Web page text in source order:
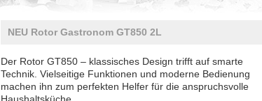
NEU Rotor Gastronom GT850 2L
Der Rotor GT850 – klassisches Design trifft auf smarte
Technik. Vielseitige Funktionen und moderne Bedienung
machen ihn zum perfekten Helfer für die anspruchsvolle